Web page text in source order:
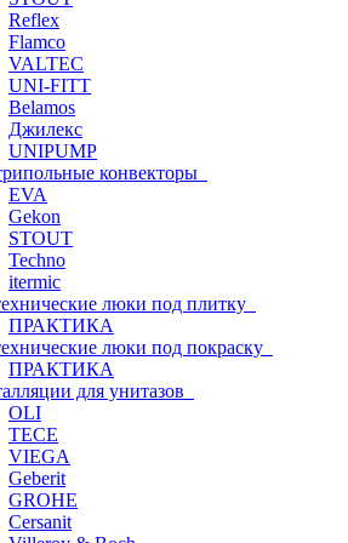
Reflex
Flamco
VALTEC
UNI-FITT
Belamos
Джилекс
UNIPUMP
конвекторы
EVA
Gekon
STOUT
Techno
itermic
люки под плитку
ПРАКТИКА
люки под покраску
ПРАКТИКА
для унитазов
OLI
TECE
VIEGA
Geberit
GROHE
Cersanit